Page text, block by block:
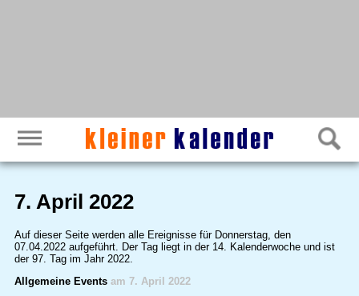
7. April 2022
Auf dieser Seite werden alle Ereignisse für Donnerstag, den
07.04.2022 aufgeführt. Der Tag liegt in der 14. Kalenderwoche und ist
der 97. Tag im Jahr 2022.
Allgemeine Events am 7. April 2022